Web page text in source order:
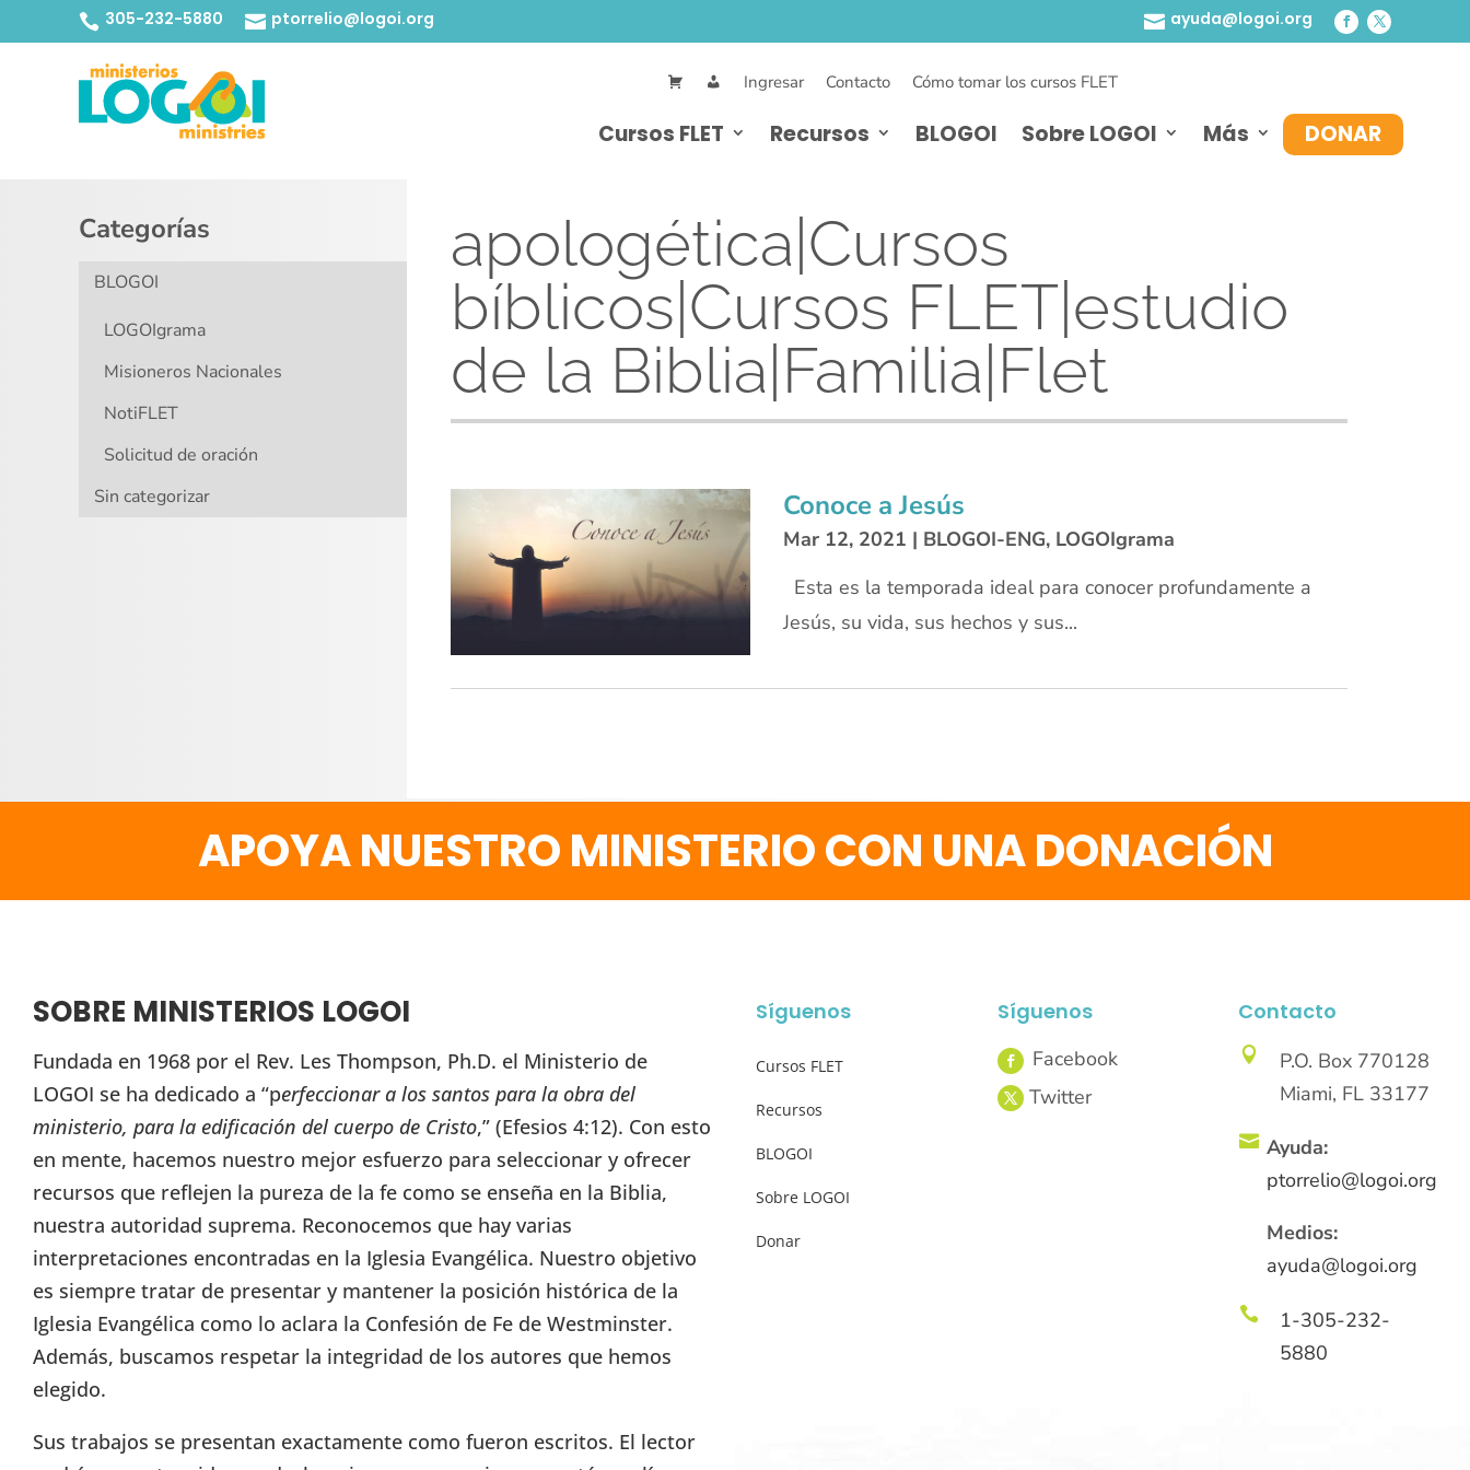
 305-232-5880  ptorrelio@logoi.org  ayuda@logoi.org
Ingresar Contacto Cómo tomar los cursos FLET
Cursos FLET Recursos BLOGOI Sobre LOGOI Más DONAR
Categorías
BLOGOI
LOGOIgrama
Misioneros Nacionales
NotiFLET
Solicitud de oración
Sin categorizar
apologética|Cursos
bíblicos|Cursos FLET|estudio
de la Biblia|Familia|Flet
Conoce a Jesús
Mar 12, 2021 | BLOGOI-ENG, LOGOIgrama
Esta es la temporada ideal para conocer profundamente a
Jesús, su vida, sus hechos y sus...
APOYA NUESTRO MINISTERIO CON UNA DONACIÓN
SOBRE MINISTERIOS LOGOI
Fundada en 1968 por el Rev. Les Thompson, Ph.D. el Ministerio de
LOGOI se ha dedicado a “perfeccionar a los santos para la obra del
ministerio, para la edificación del cuerpo de Cristo,” (Efesios 4:12). Con esto
en mente, hacemos nuestro mejor esfuerzo para seleccionar y ofrecer
recursos que reflejen la pureza de la fe como se enseña en la Biblia,
nuestra autoridad suprema. Reconocemos que hay varias
interpretaciones encontradas en la Iglesia Evangélica. Nuestro objetivo
es siempre tratar de presentar y mantener la posición histórica de la
Iglesia Evangélica como lo aclara la Confesión de Fe de Westminster.
Además, buscamos respetar la integridad de los autores que hemos
elegido.
Sus trabajos se presentan exactamente como fueron escritos. El lector
Síguenos
Cursos FLET
Recursos
BLOGOI
Sobre LOGOI
Donar
Síguenos Contacto

P.O. Box 770128
Miami, FL 33177
 Ayuda:
ptorrelio@logoi.org
Medios:
ayuda@logoi.org

1-305-232-
5880